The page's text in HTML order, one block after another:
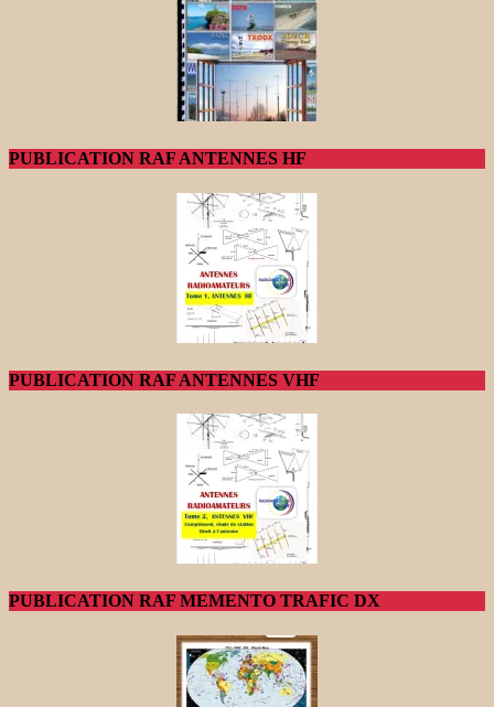
PUBLICATION RAF ANTENNES HF
PUBLICATION RAF ANTENNES VHF
PUBLICATION RAF MEMENTO TRAFIC DX